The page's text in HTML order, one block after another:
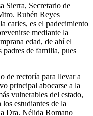
Sierra, Secretario de
Rubén Reyes
caries, es el padecimiento
mediante la
edad, de ahí el
padres de familia, pues
de rectoría para llevar a
principal abocarse a la
vulnerables del estado,
estudiantes de la
Dra. Nélida Romano